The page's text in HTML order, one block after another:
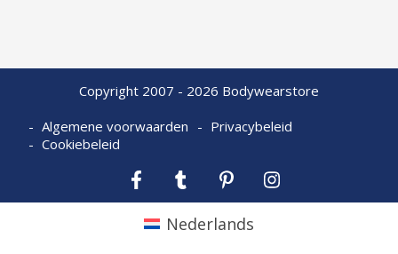
Copyright 2007 - 2026 Bodywearstore
Algemene voorwaarden
Privacybeleid
Cookiebeleid
Facebook Tumblr Pinterest
Nederlands